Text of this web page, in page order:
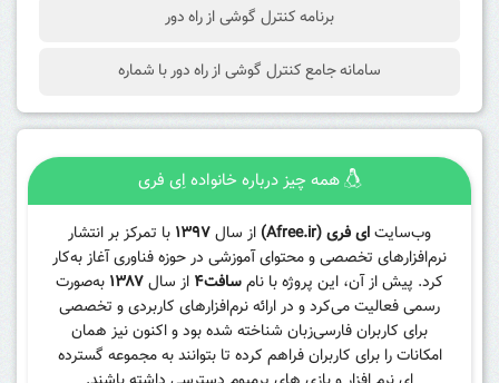
برنامه کنترل گوشی از راه دور
سامانه جامع کنترل گوشی از راه دور با شماره
همه چیز درباره خانواده اِی فری
وب‌سایتای فری (Afree.ir) از سال۱۳۹۷ با تمرکز بر انتشار
نرم‌افزارهای تخصصی و محتوای آموزشی در حوزه فناوری آغاز به‌کار
کرد. پیش از آن، این پروژه با نامسافت۴ از سال۱۳۸۷ به‌صورت
رسمی فعالیت می‌کرد و در ارائه نرم‌افزارهای کاربردی و تخصصی
برای کاربران فارسی‌زبان شناخته شده بود و اکنون نیز همان
امکانات را برای کاربران فراهم کرده تا بتوانند به مجموعه گسترده